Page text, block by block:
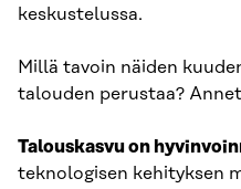
keskustelussa.
Millä tavoin näiden
talouden perustaa?
Talouskasvu on
teknologisen kehityksen